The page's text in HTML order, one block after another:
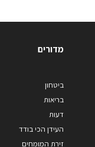
מדורים
ביטחון
בריאות
דעות
העידן הכי בודד
זירת המומחים